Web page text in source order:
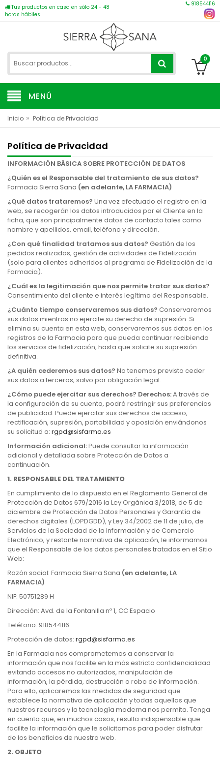
Tus productos en casa en sólo 24 - 48
horas hábiles
918544116
0
MENÚ
Inicio » Política de Privacidad
Política de Privacidad
INFORMACIÓN BÁSICA SOBRE PROTECCIÓN DE DATOS
¿Quién es el Responsable del tratamiento de sus datos?
Farmacia Sierra Sana (en adelante, LA FARMACIA)
¿Qué datos trataremos? Una vez efectuado el registro en la
web, se recogerán los datos introducidos por el Cliente en la
ficha, que son principalmente datos de contacto tales como
nombre y apellidos, email, teléfono y dirección.
¿Con qué finalidad tratamos sus datos? Gestión de los
pedidos realizados, gestión de actividades de Fidelización
(solo para clientes adheridos al programa de Fidelización de la
Farmacia).
¿Cuál es la legitimación que nos permite tratar sus datos?
Consentimiento del cliente e interés legítimo del Responsable.
¿Cuánto tiempo conservaremos sus datos? Conservaremos
sus datos mientras no ejercite su derecho de supresión. Si
elimina su cuenta en esta web, conservaremos sus datos en los
registros de la Farmacia para que pueda continuar recibiendo
los servicios de fidelización, hasta que solicite su supresión
definitiva.
¿A quién cederemos sus datos? No tenemos previsto ceder
sus datos a terceros, salvo por obligación legal.
¿Cómo puede ejercitar sus derechos? Derechos:A través de
la configuración de su cuenta, podrá restringir sus preferencias
de publicidad. Puede ejercitar sus derechos de acceso,
rectificación, supresión, portabilidad y oposición enviándonos
su solicitud a: rgpd@sisfarma.es
Información adicional:Puede consultar la información
adicional y detallada sobre Protección de Datos a
continuación.
1. RESPONSABLE DEL TRATAMIENTO
En cumplimiento de lo dispuesto en el Reglamento General de
Protección de Datos 679/2016 la Ley Orgánica 3/2018, de 5 de
diciembre de Protección de Datos Personales y Garantía de
derechos digitales (LOPDGDD), y Ley 34/2002 de 11 de julio, de
Servicios de la Sociedad de la Información y de Comercio
Electrónico, y restante normativa de aplicación, le informamos
que el Responsable de los datos personales tratados en el Sitio
Web:
Razón social: Farmacia Sierra Sana (en adelante, LA
FARMACIA)
NIF: 50751289 H
Dirección: Avd. de la Fontanilla nº 1, CC Espacio
Teléfono: 918544116
Protección de datos: rgpd@sisfarma.es
En la Farmacia nos comprometemos a conservar la
información que nos facilite en la más estricta confidencialidad
evitando accesos no autorizados, manipulación de
información, la pérdida, destrucción o robo de información.
Para ello, aplicaremos las medidas de seguridad que
establece la normativa de aplicación y todas aquellas que
nuestros recursos y la tecnología moderna nos permita. Tenga
en cuenta que, en muchos casos, resulta indispensable que
facilite la información que le solicitamos para poder disfrutar
de los beneficios de nuestra web.
2. OBJETO